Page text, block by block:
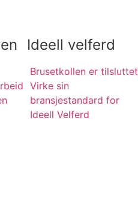
Ideell velferd
Brusetkollen er tilsluttet
Virke sin
bransjestandard for
Ideell Velferd